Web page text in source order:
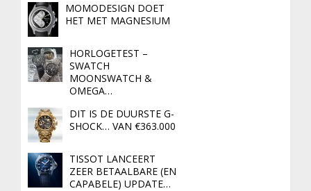
MOMODESIGN DOET
HET MET MAGNESIUM
HORLOGETEST –
SWATCH
MOONSWATCH &
OMEGA…
DIT IS DE DUURSTE G-
SHOCK… VAN €363.000
TISSOT LANCEERT
ZEER BETAALBARE (EN
CAPABELE) UPDATE…